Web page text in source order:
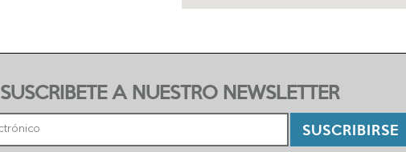
SUSCRIBETE A NUESTRO NEWSLETTER
SUSCRIBIRSE